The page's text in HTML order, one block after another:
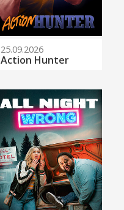
25.09.2026
Action Hunter